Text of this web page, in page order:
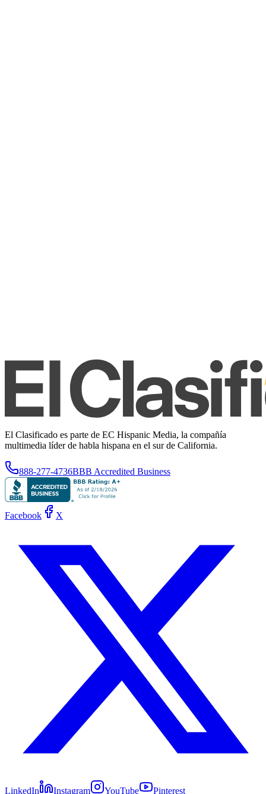
El Clasificado es parte de EC Hispanic Media, la compañía
multimedia líder de habla hispana en el sur de California.
888-277-4736BBB Accredited Business
Facebook X
LinkedIn Instagram YouTube Pinterest